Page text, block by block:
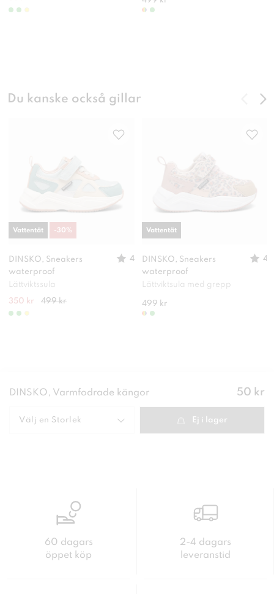
Du kanske också gillar
DINSKO, Sneakers
waterproof
4
Lättviktssula
350 kr 499 kr
Vattentät -30%
DINSKO, Sneakers
waterproof
4
Lättviktsula med grepp
499 kr
Vattentät
DINSKO, Varmfodrade kängor Pris:
50 kr
Välj en Storlek Ej i lager
60 dagars
öppet köp
2-4 dagars
leveranstid